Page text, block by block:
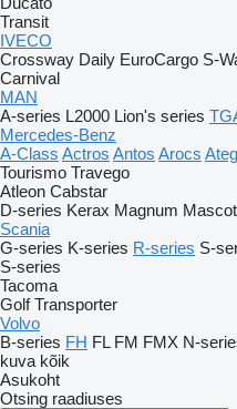
Transit
IVECO
Crossway Daily EuroCargo S-
Carnival
MAN
A-series L2000 Lion's series
Mercedes-Benz
A-Class Actros Antos Arocs
Tourismo Travego
Atleon Cabstar
D-series Kerax Magnum
Scania
G-series K-series R-series S-
S-series
Tacoma
Golf Transporter
Volvo
B-series FH FL FM FMX N-
kuva kõik
Asukoht
Otsing raadiuses